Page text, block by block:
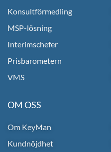
Konsultförmedling
MSP-lösning
Interimschefer
Prisbarometern
VMS
OM OSS
Om KeyMan
Kundnöjdhet